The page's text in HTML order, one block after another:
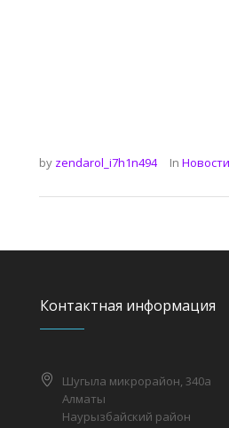
by zendarol_i7h1n494 In Новости
Контактная информация
Шугыла микрорайон, 340а
Алматы
Наурызбайский район